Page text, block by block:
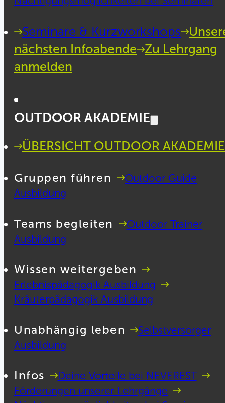
Seminare & Kurzworkshops
nächsten Infoabende Zu Lehrgang
anmelden
OUTDOOR AKADEMIE
ÜBERSICHT OUTDOOR AKADEMIE
Gruppen führen
Outdoor Guide
Ausbildung
Teams begleiten
Outdoor Trainer
Ausbildung
Wissen weitergeben
Erlebnispädagogik Ausbildung
Kräuterpädagogik Ausbildung
Unabhängig leben
Selbstversorger
Ausbildung
Infos
Deine Vorteile bei NEVEREST
Förderungen unserer Lehrgänge